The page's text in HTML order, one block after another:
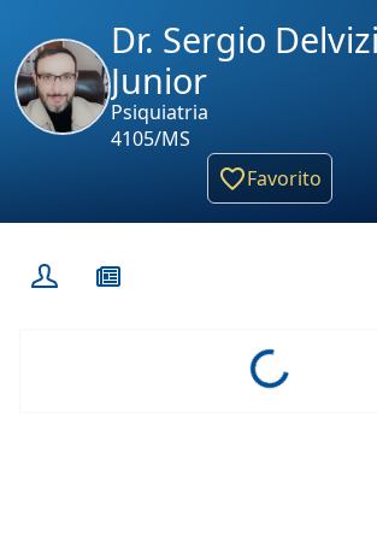
Dr. Sergio
Junior
Psiquiatria
4105/MS
Favorito
Loading...